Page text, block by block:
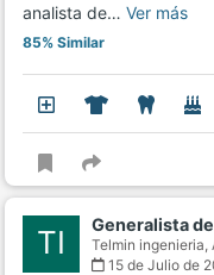
analista de… Ver más
85% Similar
TI Generalista
Telmin ingenieria,
15 de Julio de